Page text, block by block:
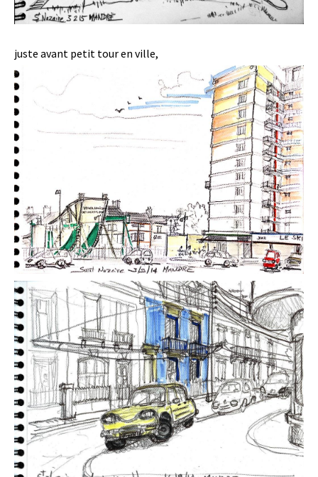
juste avant petit tour en ville,